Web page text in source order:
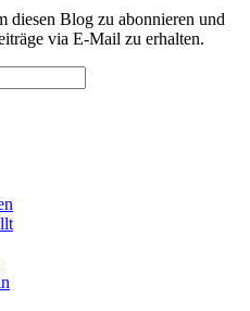
diesen Blog zu abonnieren und
via E-Mail zu erhalten.